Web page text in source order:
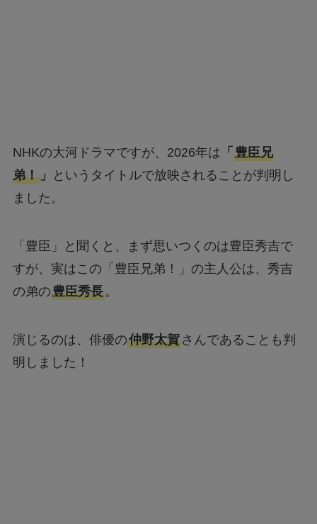
NHKの大河ドラマですが、2026年は 「 豊臣兄
弟！」
というタイトルで放映されることが判明し
ました。
「豊臣」と聞くと、まず思いつくのは豊臣秀吉で
すが、実はこの「豊臣兄弟！」の主人公は、秀吉
の弟の豊臣秀長。
演じるのは、俳優の仲野太賀さんであることも判
明しました！